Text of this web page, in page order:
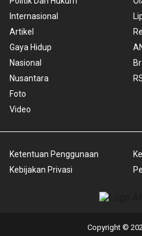
Internasional
Artikel
Gaya Hidup
Nasional
Nusantara
Foto
Video
Ketentuan Penggunaan
Kebijakan Privasi
Copyright ©